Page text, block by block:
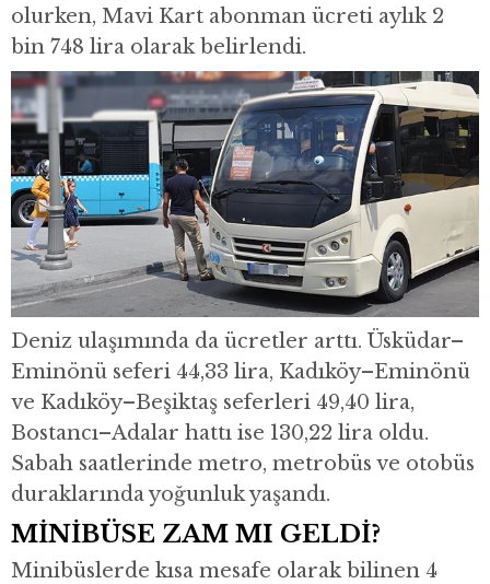
olurken, Mavi Kart abonman ücreti aylık 2
bin 748 lira olarak belirlendi.
Deniz ulaşımında da ücretler arttı. Üsküdar–
Eminönü seferi 44,33 lira, Kadıköy–Eminönü
ve Kadıköy–Beşiktaş seferleri 49,40 lira,
Bostancı–Adalar hattı ise 130,22 lira oldu.
Sabah saatlerinde metro, metrobüs ve otobüs
duraklarında yoğunluk yaşandı.
MİNİBÜSE ZAM MI GELDİ?
Minibüslerde kısa mesafe olarak bilinen 4